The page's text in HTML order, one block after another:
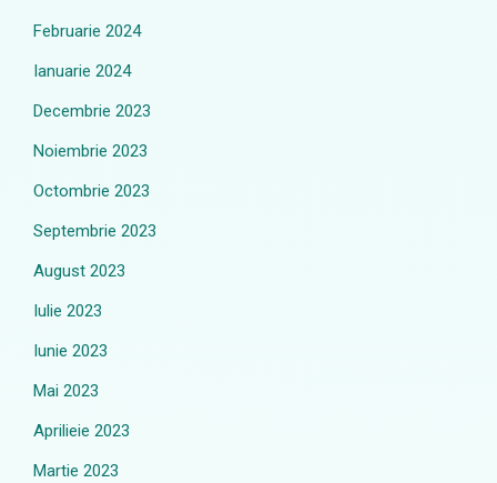
Februarie 2024
Ianuarie 2024
Decembrie 2023
Noiembrie 2023
Octombrie 2023
Septembrie 2023
August 2023
Iulie 2023
Iunie 2023
Mai 2023
Aprilieie 2023
Martie 2023